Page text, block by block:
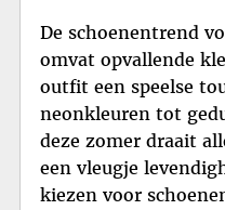
De schoenentrend
omvat opvallende
outfit een speelse
neonkleuren tot
deze zomer draait
een vleugje
kiezen voor